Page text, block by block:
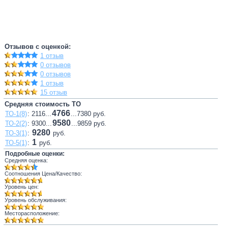
Отзывов с оценкой:
1 отзыв
0 отзывов
0 отзывов
1 отзыв
15 отзыв
Средняя стоимость ТО
ТО-1(8): 2116...4766...7380 руб.
ТО-2(2): 9300...9580...9859 руб.
ТО-3(1): 9280 руб.
ТО-5(1): 1 руб.
Подробные оценки:
Средняя оценка:
Соотношения Цена/Качество:
Уровень цен:
Уровень обслуживания:
Месторасположение: